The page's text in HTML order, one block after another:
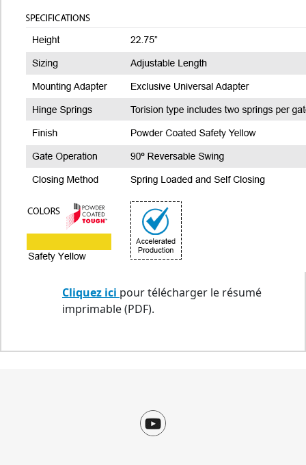
Cliquez ici pour télécharger le résumé
imprimable (PDF).